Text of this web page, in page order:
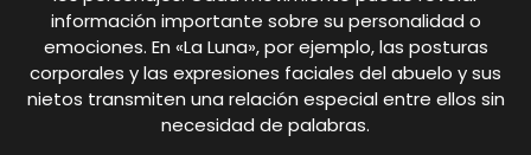
información importante sobre su personalidad o
emociones. En «La Luna», por ejemplo, las posturas
corporales y las expresiones faciales del abuelo y sus
nietos transmiten una relación especial entre ellos sin
necesidad de palabras.